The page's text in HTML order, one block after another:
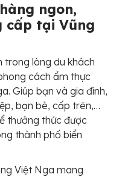
ngon,
cấp tại Vũng
trong lòng du khách
cách ẩm thực
Giúp bạn và gia đình,
bạn bè, cấp trên,…
thưởng thức được
thành phố biển
Việt Nga mang